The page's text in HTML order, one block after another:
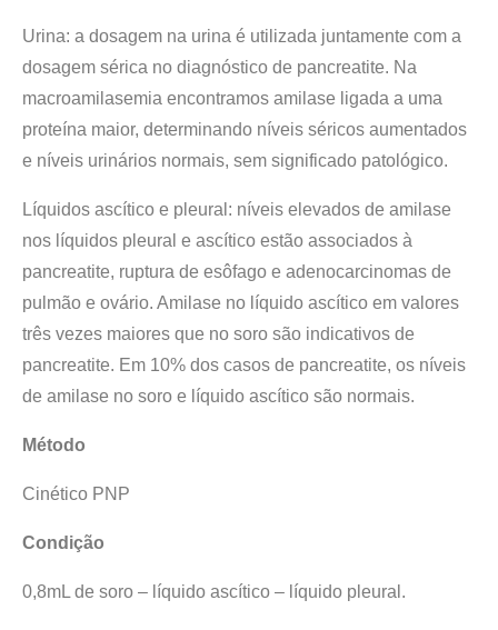
Urina: a dosagem na urina é utilizada juntamente com a
dosagem sérica no diagnóstico de pancreatite. Na
macroamilasemia encontramos amilase ligada a uma
proteína maior, determinando níveis séricos aumentados
e níveis urinários normais, sem significado patológico.
Líquidos ascítico e pleural: níveis elevados de amilase
nos líquidos pleural e ascítico estão associados à
pancreatite, ruptura de esôfago e adenocarcinomas de
pulmão e ovário. Amilase no líquido ascítico em valores
três vezes maiores que no soro são indicativos de
pancreatite. Em 10% dos casos de pancreatite, os níveis
de amilase no soro e líquido ascítico são normais.
Método
Cinético PNP
Condição
0,8mL de soro – líquido ascítico – líquido pleural.